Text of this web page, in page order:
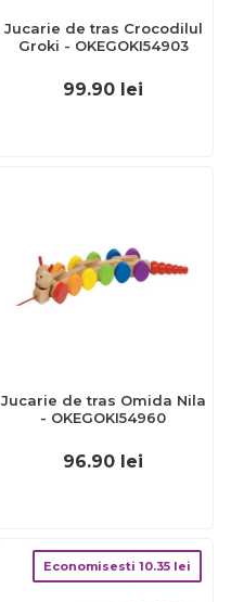
Jucarie de tras Crocodilul
Groki - OKEGOKI54903
99.90 lei
Jucarie de tras Omida Nila
- OKEGOKI54960
96.90 lei
Economisesti 10.35 lei